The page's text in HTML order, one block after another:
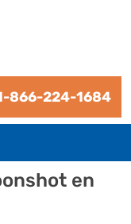
866-224-1684
en